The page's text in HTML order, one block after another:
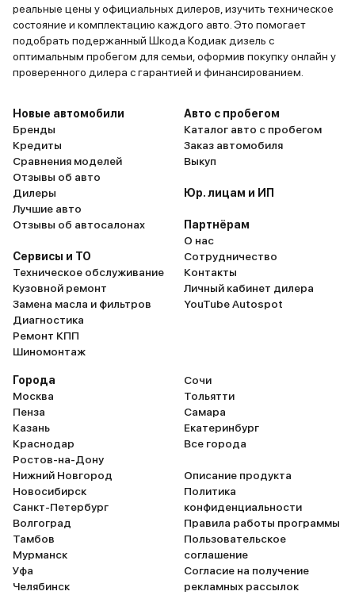
реальные цены у официальных дилеров, изучить техническое
состояние и комплектацию каждого авто. Это помогает
подобрать подержанный Шкода Кодиак дизель с
оптимальным пробегом для семьи, оформив покупку онлайн у
проверенного дилера с гарантией и финансированием.
Новые автомобили
Бренды
Кредиты
Сравнения моделей
Отзывы об авто
Дилеры
Лучшие авто
Отзывы об автосалонах
Сервисы и ТО
Техническое обслуживание
Кузовной ремонт
Замена масла и фильтров
Диагностика
Ремонт КПП
Шиномонтаж
Авто с пробегом
Каталог авто с пробегом
Заказ автомобиля
Выкуп
Юр. лицам и ИП
Партнёрам
О нас
Сотрудничество
Контакты
Личный кабинет дилера
YouTube Autospot
Города
Москва
Пенза
Казань
Краснодар
Ростов-на-Дону
Нижний Новгород
Новосибирск
Санкт-Петербург
Волгоград
Тамбов
Мурманск
Уфа
Челябинск
Сочи
Тольятти
Самара
Екатеринбург
Все города
Описание продукта
Политика
конфиденциальности
Правила работы программы
Пользовательское
соглашение
Согласие на получение
рекламных рассылок